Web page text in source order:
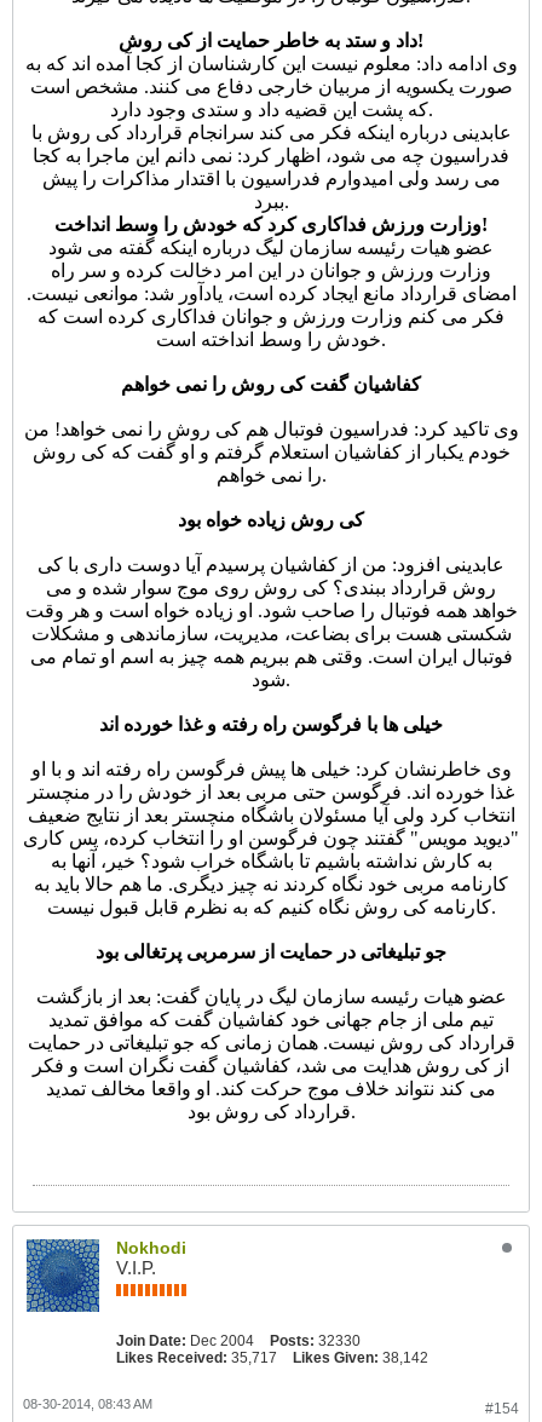
داد و ستد به خاطر حمایت از کی روش!
وی ادامه داد: معلوم نیست این کارشناسان از کجا آمده اند که به
صورت یکسویه از مربیان خارجی دفاع می کنند. مشخص است
که پشت این قضیه داد و ستدی وجود دارد.
عابدینی درباره اینکه فکر می کند سرانجام قرارداد کی روش با
فدراسیون چه می شود، اظهار کرد: نمی دانم این ماجرا به کجا
می رسد ولی امیدوارم فدراسیون با اقتدار مذاکرات را پیش
ببرد.
وزارت ورزش فداکاری کرد که خودش را وسط انداخت!
عضو هیات رئیسه سازمان لیگ درباره اینکه گفته می شود
وزارت ورزش و جوانان در این امر دخالت کرده و سر راه
امضای قرارداد مانع ایجاد کرده است، یادآور شد: موانعی نیست.
فکر می کنم وزارت ورزش و جوانان فداکاری کرده است که
خودش را وسط انداخته است.
کفاشیان گفت کی روش را نمی خواهم
وی تاکید کرد: فدراسیون فوتبال هم کی روش را نمی خواهد! من
خودم یکبار از کفاشیان استعلام گرفتم و او گفت که کی روش
را نمی خواهم.
کی روش زیاده خواه بود
عابدینی افزود: من از کفاشیان پرسیدم آیا دوست داری با کی
روش قرارداد ببندی؟ کی روش روی موج سوار شده و می
خواهد همه فوتبال را صاحب شود. او زیاده خواه است و هر وقت
شکستی هست برای بضاعت، مدیریت، سازماندهی و مشکلات
فوتبال ایران است. وقتی هم ببریم همه چیز به اسم او تمام می
شود.
خیلی ها با فرگوسن راه رفته و غذا خورده اند
وی خاطرنشان کرد: خیلی ها پیش فرگوسن راه رفته اند و با او
غذا خورده اند. فرگوسن حتی مربی بعد از خودش را در منچستر
انتخاب کرد ولی آیا مسئولان باشگاه منچستر بعد از نتایج ضعیف
"دیوید مویس" گفتند چون فرگوسن او را انتخاب کرده، پس کاری
به کارش نداشته باشیم تا باشگاه خراب شود؟ خیر، آنها به
کارنامه مربی خود نگاه کردند نه چیز دیگری. ما هم حالا باید به
کارنامه کی روش نگاه کنیم که به نظرم قابل قبول نیست.
جو تبلیغاتی در حمایت از سرمربی پرتغالی بود
عضو هیات رئیسه سازمان لیگ در پایان گفت: بعد از بازگشت
تیم ملی از جام جهانی خود کفاشیان گفت که موافق تمدید
قرارداد کی روش نیست. همان زمانی که جو تبلیغاتی در حمایت
از کی روش هدایت می شد، کفاشیان گفت نگران است و فکر
می کند نتواند خلاف موج حرکت کند. او واقعا مخالف تمدید
قرارداد کی روش بود.
Nokhodi
V.I.P.
Join Date: Dec 2004 Posts: 32330
Likes Received: 35,717 Likes Given: 38,142
#154
08-30-2014, 08:43 AM